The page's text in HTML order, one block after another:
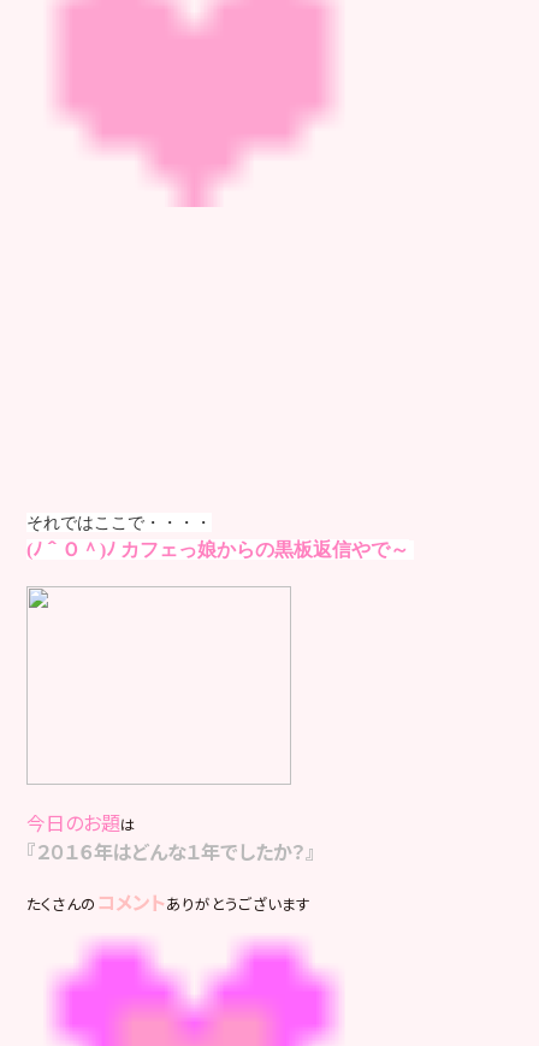
それではここで・・・・
(ﾉ＾Ｏ＾)ﾉ カフェっ娘からの黒板返信やで～
今日のお題は
『２０１６年はどんな１年でしたか？』
たくさんの コメントありがとうございます